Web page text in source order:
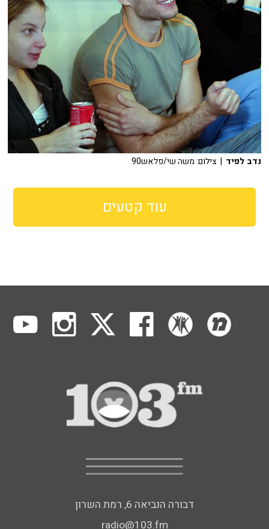
נדב לפיד | צילום: משה שי/פלאש90
עוד קטעים
דבורה הנביאה 6, רמת השרון
radio@103.fm